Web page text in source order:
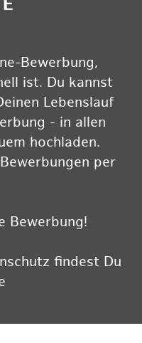
Bewerbung,
ist. Du kannst
Lebenslauf
- in allen
hochladen.
per
Bewerbung!
findest Du